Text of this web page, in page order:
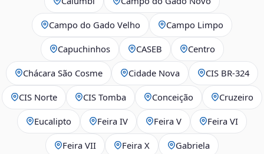
Campo do Gado Velho Campo Limpo
Capuchinhos CASEB Centro
Chácara São Cosme Cidade Nova CIS BR‑324
CIS Norte CIS Tomba Conceição Cruzeiro
Eucalipto Feira IV Feira V Feira VI
Feira VII Feira X Gabriela